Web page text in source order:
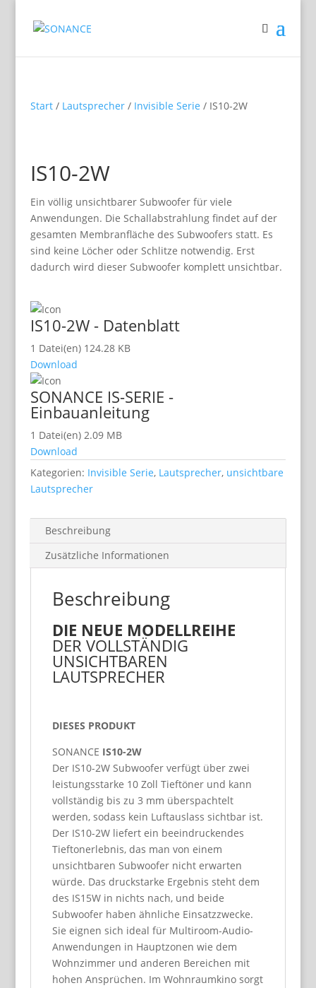
Start/ Lautsprecher/ Invisible Serie / IS10-2W
IS10-2W
Ein völlig unsichtbarer Subwoofer für viele
Anwendungen. Die Schallabstrahlung findet auf der
gesamten Membranfläche des Subwoofers statt. Es
sind keine Löcher oder Schlitze notwendig. Erst
dadurch wird dieser Subwoofer komplett unsichtbar.
IS10-2W - Datenblatt
1 Datei(en) 124.28 KB
Download
SONANCE IS-SERIE -
Einbauanleitung
1 Datei(en) 2.09 MB
Download
Kategorien: Invisible Serie, Lautsprecher, unsichtbare
Lautsprecher
Beschreibung
Zusätzliche Informationen
Beschreibung
DIE NEUE MODELLREIHE
DER VOLLSTÄNDIG
UNSICHTBAREN
LAUTSPRECHER
DIESES PRODUKT
SONANCE IS10-2W
Der IS10-2W Subwoofer verfügt über zwei
leistungsstarke 10 Zoll Tieftöner und kann
vollständig bis zu 3 mm überspachtelt
werden, sodass kein Luftauslass sichtbar ist.
Der IS10-2W liefert ein beeindruckendes
Tieftonerlebnis, das man von einem
unsichtbaren Subwoofer nicht erwarten
würde. Das druckstarke Ergebnis steht dem
des IS15W in nichts nach, und beide
Subwoofer haben ähnliche Einsatzzwecke.
Sie eignen sich ideal für Multiroom-Audio-
Anwendungen in Hauptzonen wie dem
Wohnzimmer und anderen Bereichen mit
hohen Ansprüchen. Im Wohnraumkino sorgt